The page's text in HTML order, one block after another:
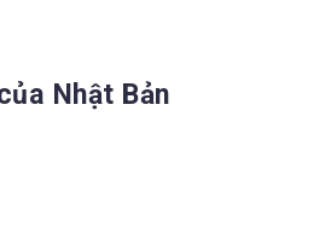
Nhật Bản